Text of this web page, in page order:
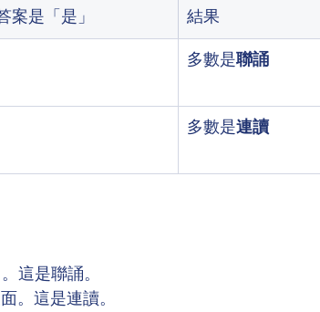
案是「是」
結果
多數是聯誦
多數是連讀
這是聯誦。
。這是連讀。